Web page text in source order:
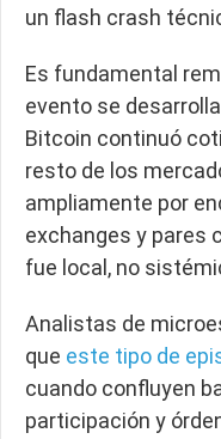
un flash crash
Es fundamental
evento se
Bitcoin continuó
resto de los
ampliamente por
exchanges y pares
fue local, no
Analistas de
que este tipo de
cuando confluyen
participación y